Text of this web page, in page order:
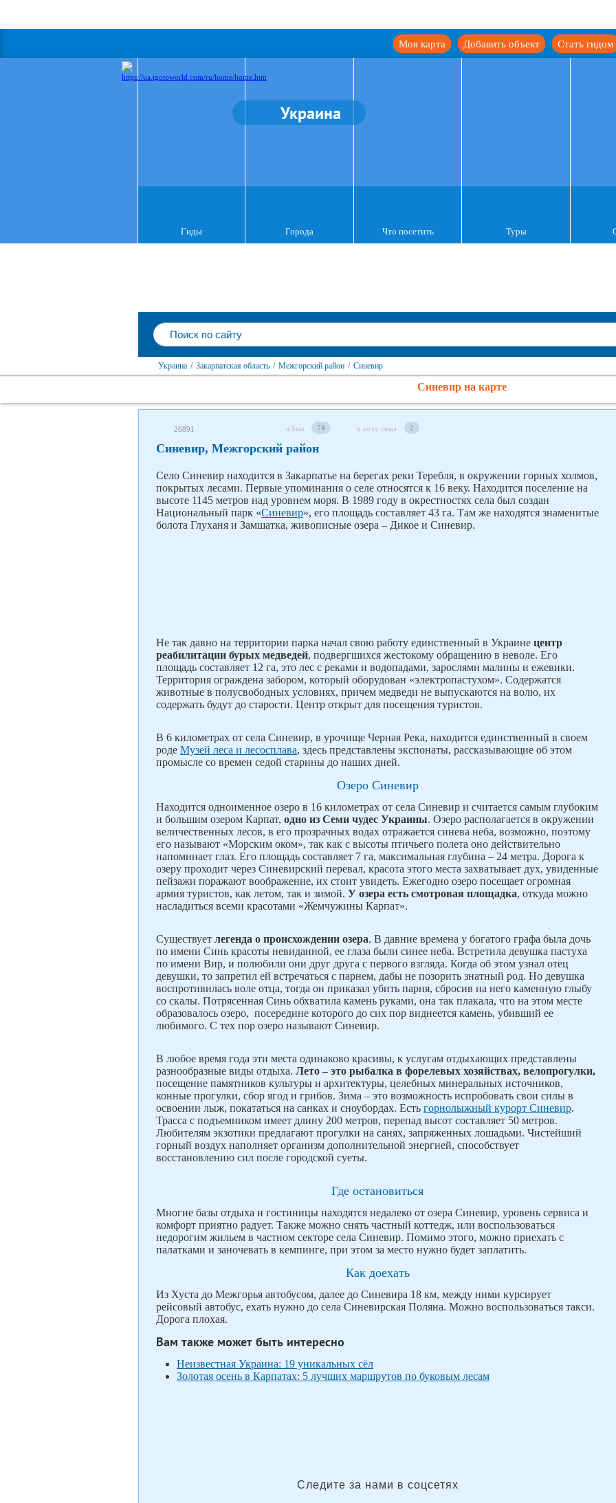
Стать гидом
Добавить объект
Моя карта
Украина
Гиды Города Что посетить Туры
Украина / Закарпатская область / Межгорский район / Синевир
Синевир на карте
26891 я был 74 я хочу сюда 2
Синевир, Межгорский район
Село Синевир находится в Закарпатье на берегах реки Теребля, в окружении горных холмов,
покрытых лесами. Первые упоминания о селе относятся к 16 веку. Находится поселение на
высоте 1145 метров над уровнем моря. В 1989 году в окрестностях села был создан
Национальный парк «Синевир», его площадь составляет 43 га. Там же находятся знаменитые
болота Глуханя и Замшатка, живописные озера – Дикое и Синевир.
Не так давно на территории парка начал свою работу единственный в Украине центр
реабилитации бурых медведей, подвергшихся жестокому обращению в неволе. Его
площадь составляет 12 га, это лес с реками и водопадами, зарослями малины и ежевики.
Территория ограждена забором, который оборудован «электропастухом». Содержатся
животные в полусвободных условиях, причем медведи не выпускаются на волю, их
содержать будут до старости. Центр открыт для посещения туристов.
В 6 километрах от села Синевир, в урочище Черная Река, находится единственный в своем
роде Музей леса и лесосплава, здесь представлены экспонаты, рассказывающие об этом
промысле со времен седой старины до наших дней.
Озеро Синевир
Находится одноименное озеро в 16 километрах от села Синевир и считается самым глубоким
и большим озером Карпат, одно из Семи чудес Украины. Озеро располагается в окружении
величественных лесов, в его прозрачных водах отражается синева неба, возможно, поэтому
его называют «Морским оком», так как с высоты птичьего полета оно действительно
напоминает глаз. Его площадь составляет 7 га, максимальная глубина – 24 метра. Дорога к
озеру проходит через Синевирский перевал, красота этого места захватывает дух, увиденные
пейзажи поражают воображение, их стоит увидеть. Ежегодно озеро посещает огромная
армия туристов, как летом, так и зимой. У озера есть смотровая площадка, откуда можно
насладиться всеми красотами «Жемчужины Карпат».
Существует легенда о происхождении озера. В давние времена у богатого графа была дочь
по имени Синь красоты невиданной, ее глаза были синее неба. Встретила девушка пастуха
по имени Вир, и полюбили они друг друга с первого взгляда. Когда об этом узнал отец
девушки, то запретил ей встречаться с парнем, дабы не позорить знатный род. Но девушка
воспротивилась воле отца, тогда он приказал убить парня, сбросив на него каменную глыбу
со скалы. Потрясенная Синь обхватила камень руками, она так плакала, что на этом месте
образовалось озеро, посередине которого до сих пор виднеется камень, убивший ее
любимого. С тех пор озеро называют Синевир.
В любое время года эти места одинаково красивы, к услугам отдыхающих представлены
разнообразные виды отдыха. Лето – это рыбалка в форелевых хозяйствах, велопрогулки,
посещение памятников культуры и архитектуры, целебных минеральных источников,
конные прогулки, сбор ягод и грибов. Зима – это возможность испробовать свои силы в
освоении лыж, покататься на санках и сноубордах. Есть горнолыжный курорт Синевир.
Трасса с подъемником имеет длину 200 метров, перепад высот составляет 50 метров.
Любителям экзотики предлагают прогулки на санях, запряженных лошадьми. Чистейший
горный воздух наполняет организм дополнительной энергией, способствует
восстановлению сил после городской суеты.
Где остановиться
Многие базы отдыха и гостиницы находятся недалеко от озера Синевир, уровень сервиса и
комфорт приятно радует. Также можно снять частный коттедж, или воспользоваться
недорогим жильем в частном секторе села Синевир. Помимо этого, можно приехать с
палатками и заночевать в кемпинге, при этом за место нужно будет заплатить.
Как доехать
Из Хуста до Межгорья автобусом, далее до Синевира 18 км, между ними курсирует
рейсовый автобус, ехать нужно до села Синевирская Поляна. Можно воспользоваться такси.
Дорога плохая.
Вам также может быть интересно
Неизвестная Украина: 19 уникальных сёл
Золотая осень в Карпатах: 5 лучших маршрутов по буковым лесам
Следите за нами в соцсетях